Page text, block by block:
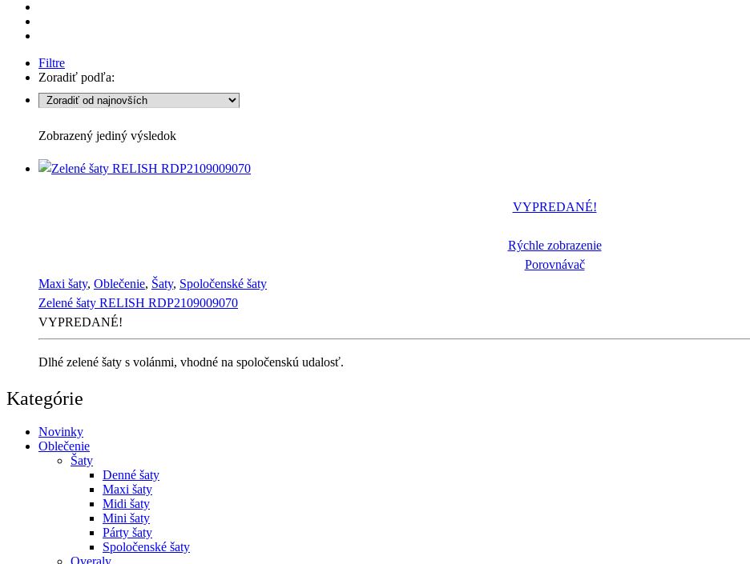
Filtre
Zoradiť podľa:
Zobrazený jediný výsledok
VYPREDANÉ!
Rýchle zobrazenie
Porovnávač
Maxi šaty, Oblečenie, Šaty, Spoločenské šaty
Zelené šaty RELISH RDP2109009070
VYPREDANÉ!
Dlhé zelené šaty s volánmi, vhodné na spoločenskú udalosť.
Kategórie
Novinky
Oblečenie
Šaty
Denné šaty
Maxi šaty
Midi šaty
Mini šaty
Párty šaty
Spoločenské šaty